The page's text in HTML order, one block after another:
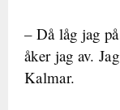
– Då låg jag
åker jag av.
Kalmar.